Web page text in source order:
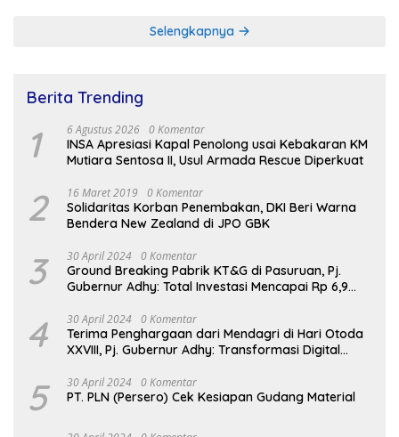
Selengkapnya
Berita Trending
1 6 Agustus 2026 0 Komentar
INSA Apresiasi Kapal Penolong usai Kebakaran KM
Mutiara Sentosa II, Usul Armada Rescue Diperkuat
2 16 Maret 2019 0 Komentar
Solidaritas Korban Penembakan, DKI Beri Warna
Bendera New Zealand di JPO GBK
3 30 April 2024 0 Komentar
Ground Breaking Pabrik KT&G di Pasuruan, Pj.
Gubernur Adhy: Total Investasi Mencapai Rp 6,9
4 30 April 2024 0 Komentar
Terima Penghargaan dari Mendagri di Hari Otoda
XXVIII, Pj. Gubernur Adhy: Transformasi Digital
Keberhasilan Jatim
5 30 April 2024 0 Komentar
PT. PLN (Persero) Cek Kesiapan Gudang Material